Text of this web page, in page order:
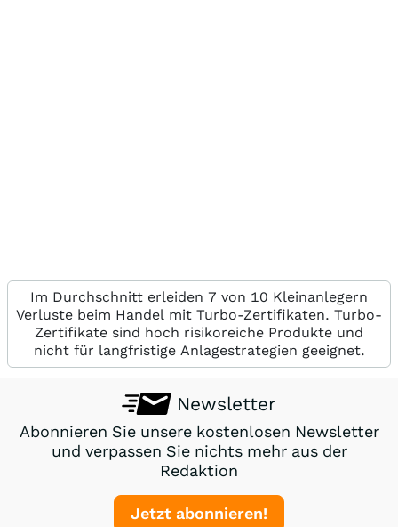
Im Durchschnitt erleiden 7 von 10 Kleinanlegern
Verluste beim Handel mit Turbo-Zertifikaten. Turbo-
Zertifikate sind hoch risikoreiche Produkte und
nicht für langfristige Anlagestrategien geeignet.
Newsletter
Abonnieren Sie unsere kostenlosen Newsletter
und verpassen Sie nichts mehr aus der
Redaktion
Jetzt abonnieren!